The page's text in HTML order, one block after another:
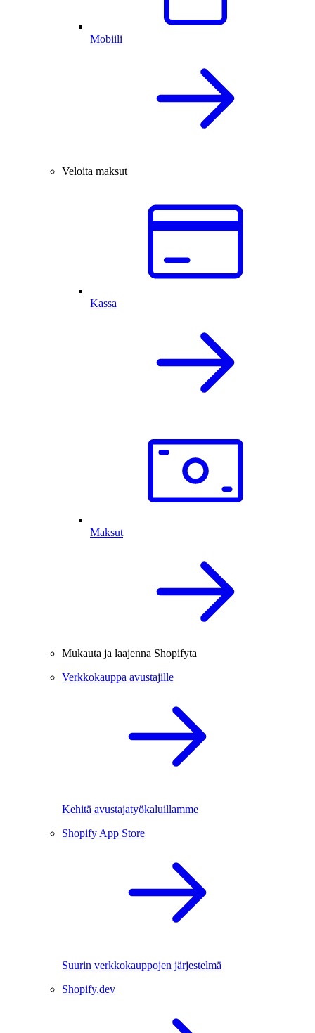
Mobiili
Veloita maksut
Kassa
Maksut
Mukauta ja laajenna Shopifyta
Verkkokauppa avustajille
Kehitä avustajatyökaluillamme
Shopify App Store
Suurin verkkokauppojen järjestelmä
Shopify.dev